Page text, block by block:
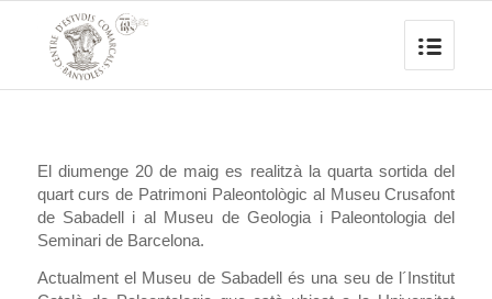
El diumenge 20 de maig es realitzà la quarta sortida del
quart curs de Patrimoni Paleontològic al Museu Crusafont
de Sabadell i al Museu de Geologia i Paleontologia del
Seminari de Barcelona.
Actualment el Museu de Sabadell és una seu de l´Institut